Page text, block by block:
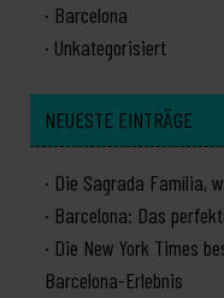
Barcelona
Unkategorisiert
NEUESTE EINTRÄGE
Die Sagrada Família,
Barcelona: Das
Die New York Times
Barcelona-Erlebnis